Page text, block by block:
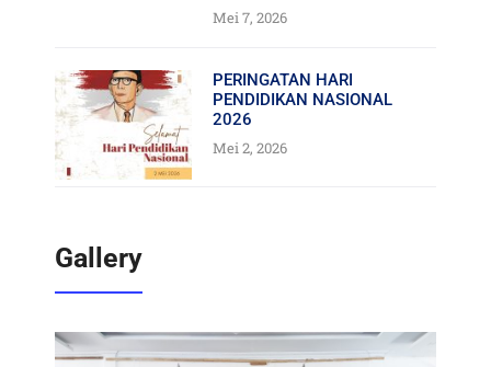
Mei 7, 2026
PERINGATAN HARI
PENDIDIKAN NASIONAL
2026
Mei 2, 2026
Gallery